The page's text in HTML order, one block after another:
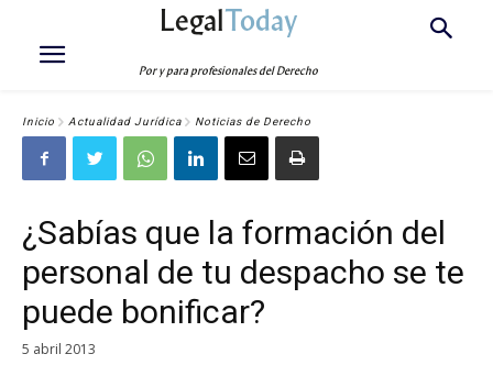
LegalToday
Por y para profesionales del Derecho
Inicio Actualidad Jurídica Noticias de Derecho
¿Sabías que la formación del
personal de tu despacho se te
puede bonificar?
5 abril 2013